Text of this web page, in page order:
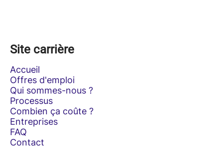
Site carrière
Accueil
Offres d'emploi
Qui sommes-nous ?
Processus
Combien ça coûte ?
Entreprises
FAQ
Contact